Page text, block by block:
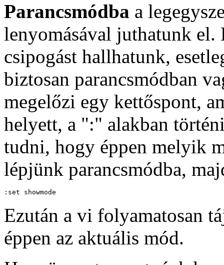
Parancsmódba a
lenyomásával juthatunk
csipogást hallhatunk,
biztosan parancsmódban
megelőzi egy kettőspont,
helyett, a ":" alakban
tudni, hogy éppen melyik
lépjünk parancsmódba,
Ezután a vi folyamatosan
éppen az aktuális mód.